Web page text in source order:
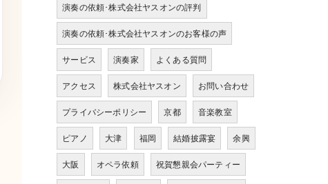
演奏の依頼･株式会社ヤスオンの評判
演奏の依頼･株式会社ヤスオンのお客様の声
サービス 演奏家 よくある質問
アクセス 株式会社ヤスオン お問い合わせ
プライバシーポリシー 京都 音楽教室
ピアノ 大津 福岡 結婚披露宴 余興
大阪 オペラ依頼 祝賀懇親会パーティー